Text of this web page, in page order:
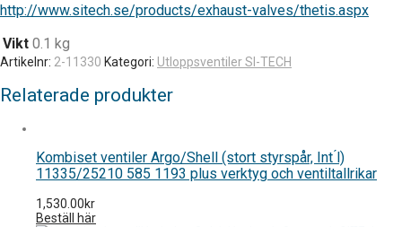
http://www.sitech.se/products/exhaust-valves/thetis.aspx
Vikt 0.1 kg
Artikelnr: 2-11330 Kategori: Utloppsventiler SI-TECH
Relaterade produkter
Kombiset ventiler Argo/Shell (stort styrspår, Int ́l)
11335/25210 585 1193 plus verktyg och ventiltallrikar
1,530.00kr
Beställ här